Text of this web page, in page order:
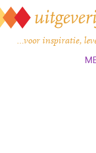
…voor inspiratie,